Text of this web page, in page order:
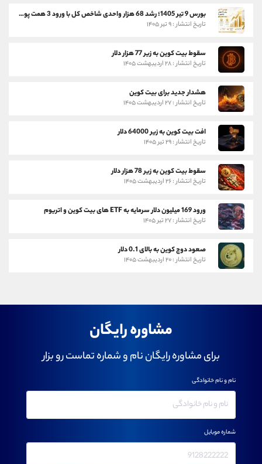
بورس 9 تیر 1405؛ رشد 68 هزار واحدی شاخص کل با ورود 3 همت پول حقیقی
تاریخ انتشار : ۹ تیر ۱۴۰۵
سقوط بیت کوین به زیر 77 هزار دلار
تاریخ انتشار : ۲۸ اردیبهشت ۱۴۰۵
هشدار جدید برای بیت کوین
تاریخ انتشار : ۲۷ اردیبهشت ۱۴۰۵
افت بیت کوین به زیر 64000 دلار
تاریخ انتشار : ۲۹ تیر ۱۴۰۵
سقوط بیت کوین به زیر 78 هزار دلار
تاریخ انتشار : ۲۶ اردیبهشت ۱۴۰۵
ورود 169 میلیون دلار سرمایه به ETF های بیت کوین و اتریوم
تاریخ انتشار : ۲۷ تیر ۱۴۰۵
صعود دوج کوین به بالای 0.1 دلار
تاریخ انتشار : ۲۰ اردیبهشت ۱۴۰۵
مشاوره رایگان
برای مشاوره رایگان نام و شماره تماست رو بزار
نام و نام خانوادگی
شماره موبایل